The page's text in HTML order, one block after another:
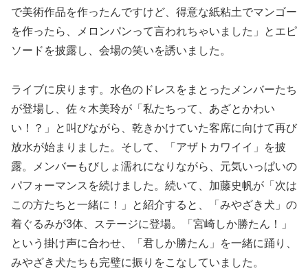
で美術作品を作ったんですけど、得意な紙粘土でマンゴー
を作ったら、メロンパンって言われちゃいました」とエピ
ソードを披露し、会場の笑いを誘いました。
ライブに戻ります。水色のドレスをまとったメンバーたち
が登場し、佐々木美玲が「私たちって、あざとかわい
い！？」と叫びながら、乾きかけていた客席に向けて再び
放水が始まりました。そして、「アザトカワイイ」を披
露。メンバーもびしょ濡れになりながら、元気いっぱいの
パフォーマンスを続けました。続いて、加藤史帆が「次は
この方たちと一緒に！」と紹介すると、「みやざき犬」の
着ぐるみが3体、ステージに登場。「宮崎しか勝たん！」
という掛け声に合わせ、「君しか勝たん」を一緒に踊り、
みやざき犬たちも完璧に振りをこなしていました。